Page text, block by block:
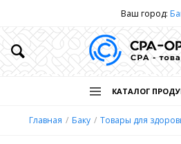
Ваш город:
КАТАЛОГ
Главная Баку Товары для